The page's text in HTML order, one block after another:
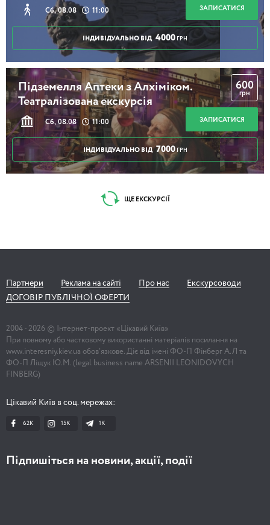
Сб, 08.08 11:00 ЗАПИСАТИСЯ
ІНДИВІДУАЛЬНО ВІД 4000 ГРН
Підземелля Аптеки з Алхіміком.
Театралізована екскурсія
Сб, 08.08 11:00
600
грн
ЗАПИСАТИСЯ
ІНДИВІДУАЛЬНО ВІД 7000 ГРН
ЩЕ ЕКСКУРСІЇ
Партнери Реклама на сайті Про нас
Екскурсоводи
ДОГОВІР ПУБЛІЧНОЇ ОФЕРТИ
2004 - 2026 © Інтернет-проект «Цікавий Київ»
При повному або частковому використанні матеріалів посилання на
www.interesniy.kiev.ua обов'язкове. Діє від імені ФО-П Фінберг А.Л та
ФО-П Ліщук Ю.М. (legal business name ARSENII LEONIDOVYCH
FINBERG)
Цікавий Київ в соц. мережах:
62K 15K 1К
Підпишіться на новини, акції, події